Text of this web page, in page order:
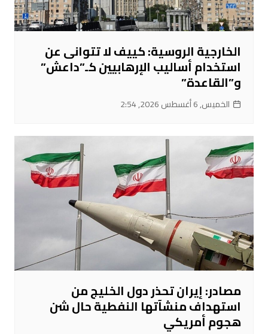
الخارجية الروسية: كييف لا تتوانى عن
استخدام أساليب الإرهابيين كـ”داعش”
و”القاعدة”
الخميس, 6 أغسطس 2026, 2:54
مصادر: إيران تحذر دول الخليج من
استهداف منشآتها النفطية حال شن
هجوم أمريكي